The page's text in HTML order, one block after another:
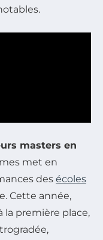
masters en
met en
des écoles
Cette année,
la première place,